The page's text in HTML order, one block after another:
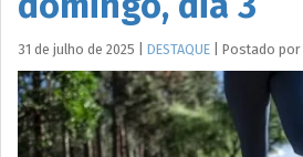
31 de julho de 2025 DESTAQUE Postado por